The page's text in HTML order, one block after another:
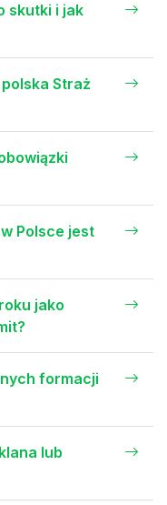
skutki i jak
Straż
Polsce jest
jako
formacji
lub